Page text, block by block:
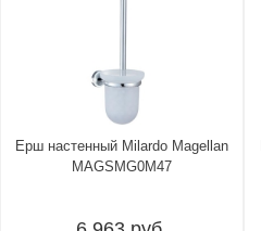
Ерш настенный Milardo Magellan
MAGSMG0M47